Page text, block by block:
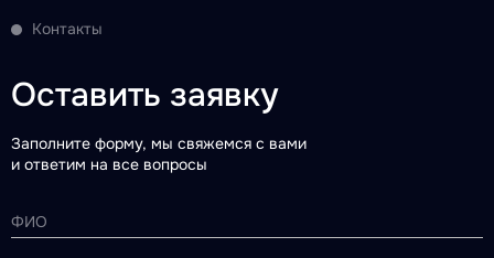
Контакты
Оставить заявку
Заполните форму, мы свяжемся с вами
и ответим на все вопросы